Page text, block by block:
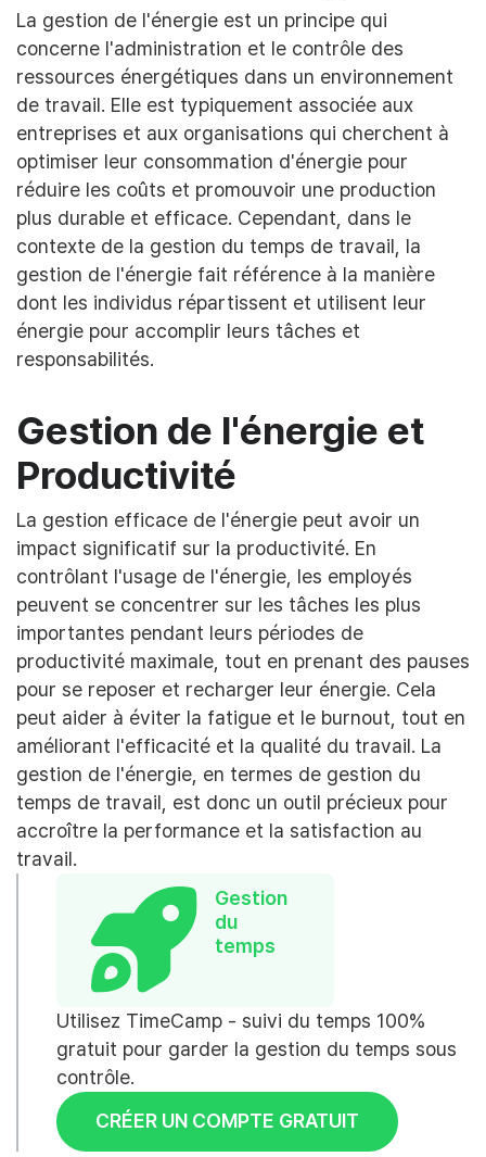
La gestion de l'énergie est un principe qui
concerne l'administration et le contrôle des
ressources énergétiques dans un environnement
de travail. Elle est typiquement associée aux
entreprises et aux organisations qui cherchent à
optimiser leur consommation d'énergie pour
réduire les coûts et promouvoir une production
plus durable et efficace. Cependant, dans le
contexte de la gestion du temps de travail, la
gestion de l'énergie fait référence à la manière
dont les individus répartissent et utilisent leur
énergie pour accomplir leurs tâches et
responsabilités.
Gestion de l'énergie et
Productivité
La gestion efficace de l'énergie peut avoir un
impact significatif sur la productivité. En
contrôlant l'usage de l'énergie, les employés
peuvent se concentrer sur les tâches les plus
importantes pendant leurs périodes de
productivité maximale, tout en prenant des pauses
pour se reposer et recharger leur énergie. Cela
peut aider à éviter la fatigue et le burnout, tout en
améliorant l'efficacité et la qualité du travail. La
gestion de l'énergie, en termes de gestion du
temps de travail, est donc un outil précieux pour
accroître la performance et la satisfaction au
travail.
Gestion
du
temps
Utilisez TimeCamp - suivi du temps 100%
gratuit pour garder la gestion du temps sous
contrôle.
CRÉER UN COMPTE GRATUIT